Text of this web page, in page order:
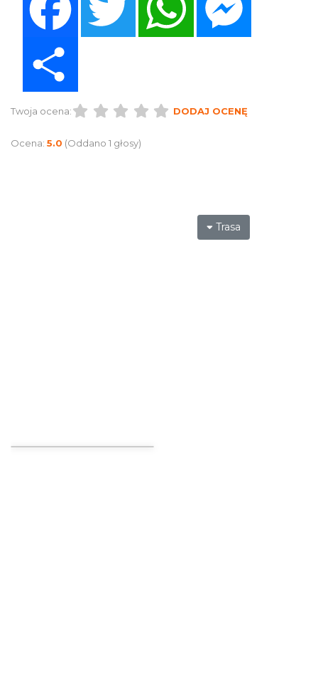
Twoja ocena: DODAJ OCENĘ
Ocena: 5.0 (Oddano 1 głosy)
Trasa